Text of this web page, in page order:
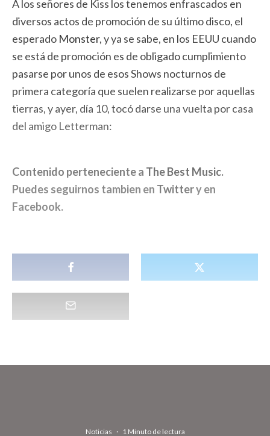
A los señores de Kiss los tenemos enfrascados en
diversos actos de promoción de su último disco, el
esperado Monster, y ya se sabe, en los EEUU cuando
se está de promoción es de obligado cumplimiento
pasarse por unos de esos Shows nocturnos de
primera categoría que suelen realizarse por aquellas
tierras, y ayer, día 10, tocó darse una vuelta por casa
del amigo Letterman:
Contenido perteneciente a The Best Music.
Puedes seguirnos tambien en Twittery en
Facebook.
Noticias · 1 Minuto de lectura